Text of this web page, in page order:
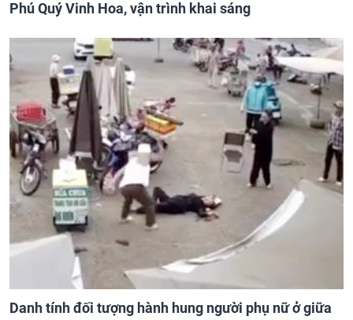
Phú Quý Vinh Hoa, vận trình khai sáng
Danh tính đối tượng hành hung người phụ nữ ở giữa